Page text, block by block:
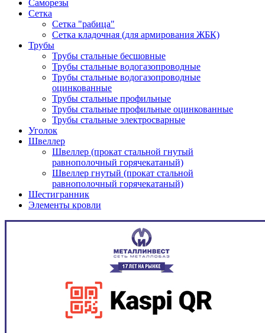
Саморезы
Сетка
Сетка "рабица"
Сетка кладочная (для армирования ЖБК)
Трубы
Трубы стальные бесшовные
Трубы стальные водогазопроводные
Трубы стальные водогазопроводные
оцинкованные
Трубы стальные профильные
Трубы стальные профильные оцинкованные
Трубы стальные электросварные
Уголок
Швеллер
Швеллер (прокат стальной гнутый
равнополочный горячекатаный)
Швеллер гнутый (прокат стальной
равнополочный горячекатаный)
Шестигранник
Элементы кровли